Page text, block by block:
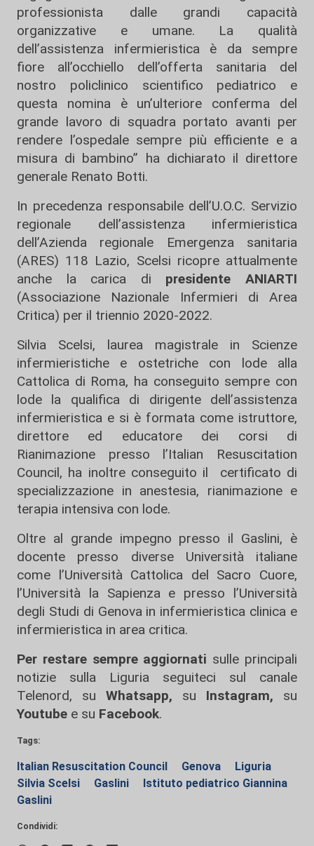
professionista dalle grandi capacità
organizzative e umane. La qualità
dell’assistenza infermieristica è da sempre
fiore all’occhiello dell’offerta sanitaria del
nostro policlinico scientifico pediatrico e
questa nomina è un’ulteriore conferma del
grande lavoro di squadra portato avanti per
rendere l’ospedale sempre più efficiente e a
misura di bambino” ha dichiarato il direttore
generale Renato Botti.
In precedenza responsabile dell’U.O.C. Servizio
regionale dell’assistenza infermieristica
dell’Azienda regionale Emergenza sanitaria
(ARES) 118 Lazio, Scelsi ricopre attualmente
anche la carica di presidente ANIARTI
(Associazione Nazionale Infermieri di Area
Critica) per il triennio 2020-2022.
Silvia Scelsi, laurea magistrale in Scienze
infermieristiche e ostetriche con lode alla
Cattolica di Roma, ha conseguito sempre con
lode la qualifica di dirigente dell’assistenza
infermieristica e si è formata come istruttore,
direttore ed educatore dei corsi di
Rianimazione presso l’Italian Resuscitation
Council, ha inoltre conseguito il
certificato di
specializzazione in anestesia, rianimazione e
terapia intensiva con lode.
Oltre al grande impegno presso il Gaslini, è
docente presso diverse Università italiane
come l’Università Cattolica del Sacro Cuore,
l’Università la Sapienza e presso l’Università
degli Studi di Genova in infermieristica clinica e
infermieristica in area critica.
Per restare sempre aggiornati sulle principali
notizie sulla Liguria seguiteci sul canale
Telenord, su
Whatsapp, su Instagram, su
Youtube e su Facebook.
Tags:
Italian Resuscitation Council Genova
Liguria
Silvia Scelsi
Gaslini
Istituto pediatrico Giannina
Gaslini
Condividi: